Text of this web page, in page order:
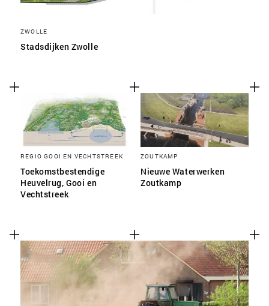
ZWOLLE
Stadsdijken Zwolle
REGIO GOOI EN VECHTSTREEK
Toekomstbestendige
Heuvelrug, Gooi en
Vechtstreek
ZOUTKAMP
Nieuwe Waterwerken
Zoutkamp